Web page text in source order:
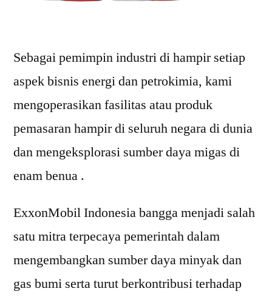
Sebagai pemimpin industri di hampir setiap
aspek bisnis energi dan petrokimia, kami
mengoperasikan fasilitas atau produk
pemasaran hampir di seluruh negara di dunia
dan mengeksplorasi sumber daya migas di
enam benua .
ExxonMobil Indonesia bangga menjadi salah
satu mitra terpecaya pemerintah dalam
mengembangkan sumber daya minyak dan
gas bumi serta turut berkontribusi terhadap